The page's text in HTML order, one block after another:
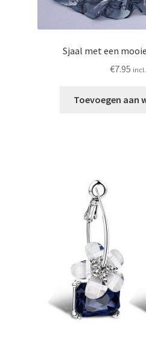
Sjaal met een
€7.95
Toevoegen aan